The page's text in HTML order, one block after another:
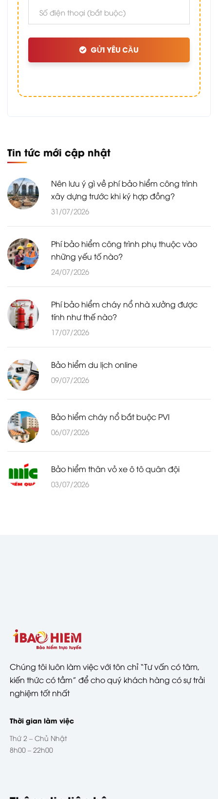
GỬI YÊU CẦU
Tin tức mới cập nhật
Nên lưu ý gì về phí bảo hiểm công trình
xây dựng trước khi ký hợp đồng?
31/07/2026
Phí bảo hiểm công trình phụ thuộc vào
những yếu tố nào?
24/07/2026
Phí bảo hiểm cháy nổ nhà xưởng được
tính như thế nào?
17/07/2026
Bảo hiểm du lịch online
09/07/2026
Bảo hiểm cháy nổ bắt buộc PVI
06/07/2026
Bảo hiểm thân vỏ xe ô tô quân đội
03/07/2026
Chúng tôi luôn làm việc với tôn chỉ “Tư vấn có tâm,
kiến thức có tầm” để cho quý khách hàng có sự trải
nghiệm tốt nhất
Thời gian làm việc
Thứ 2 – Chủ Nhật
8h00 – 22h00